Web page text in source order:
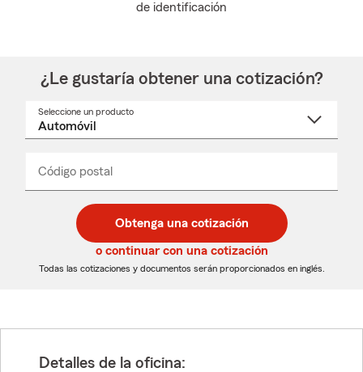
de identificación
¿Le gustaría obtener una cotización?
Seleccione un producto
desplegable
Código postal
de
5
dígitos
de
5
dígitos
_____
Obtenga una cotización
o continuar con una cotización
Todas las cotizaciones y documentos serán proporcionados en inglés.
Detalles de la oficina: